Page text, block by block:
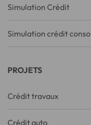
Simulation Crédit
Simulation crédit conso
PROJETS
Crédit travaux
Crédit auto